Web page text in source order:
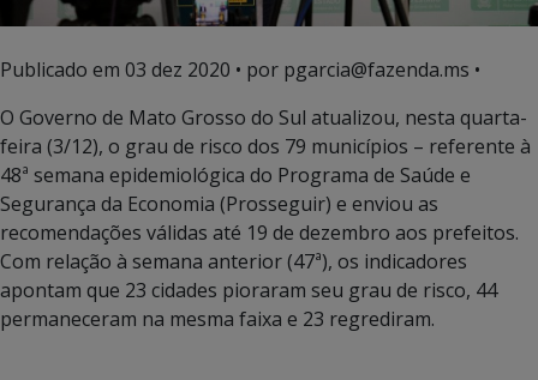
Publicado em 03 dez 2020 • por pgarcia@fazenda.ms •
O Governo de Mato Grosso do Sul atualizou, nesta quarta-
feira (3/12), o grau de risco dos 79 municípios – referente à
48ª semana epidemiológica do Programa de Saúde e
Segurança da Economia (Prosseguir) e enviou as
recomendações válidas até 19 de dezembro aos prefeitos.
Com relação à semana anterior (47ª), os indicadores
apontam que 23 cidades pioraram seu grau de risco, 44
permaneceram na mesma faixa e 23 regrediram.